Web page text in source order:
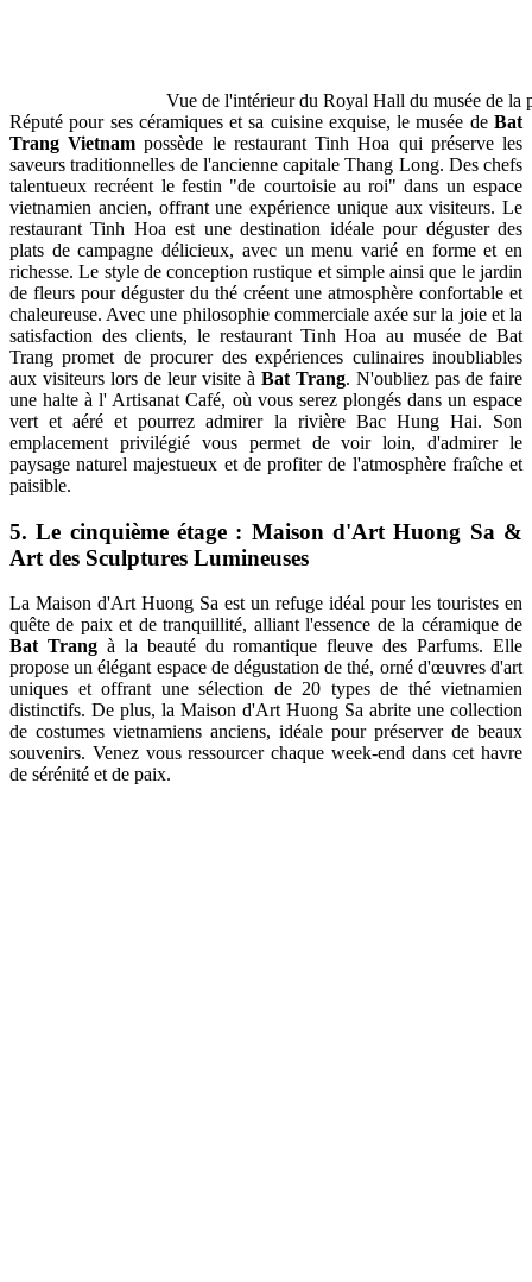
Vue de l'intérieur du Royal Hall du musée de la
Réputé pour ses céramiques et sa cuisine exquise, le musée de Bat
Trang Vietnam possède le restaurant Tinh Hoa qui préserve les
saveurs traditionnelles de l'ancienne capitale Thang Long. Des chefs
talentueux recréent le festin "de courtoisie au roi" dans un espace
vietnamien ancien, offrant une expérience unique aux visiteurs. Le
restaurant Tinh Hoa est une destination idéale pour déguster des
plats de campagne délicieux, avec un menu varié en forme et en
richesse. Le style de conception rustique et simple ainsi que le jardin
de fleurs pour déguster du thé créent une atmosphère confortable et
chaleureuse. Avec une philosophie commerciale axée sur la joie et la
satisfaction des clients, le restaurant Tinh Hoa au musée de Bat
Trang promet de procurer des expériences culinaires inoubliables
aux visiteurs lors de leur visite à Bat Trang. N'oubliez pas de faire
une halte à l' Artisanat Café, où vous serez plongés dans un espace
vert et aéré et pourrez admirer la rivière Bac Hung Hai. Son
emplacement privilégié vous permet de voir loin, d'admirer le
paysage naturel majestueux et de profiter de l'atmosphère fraîche et
paisible.
5. Le cinquième étage : Maison d'Art Huong Sa &
Art des Sculptures Lumineuses
La Maison d'Art Huong Sa est un refuge idéal pour les touristes en
quête de paix et de tranquillité, alliant l'essence de la céramique de
Bat Trangà la beauté du romantique fleuve des Parfums. Elle
propose un élégant espace de dégustation de thé, orné d'œuvres d'art
uniques et offrant une sélection de 20 types de thé vietnamien
distinctifs. De plus, la Maison d'Art Huong Sa abrite une collection
de costumes vietnamiens anciens, idéale pour préserver de beaux
souvenirs. Venez vous ressourcer chaque week-end dans cet havre
de sérénité et de paix.